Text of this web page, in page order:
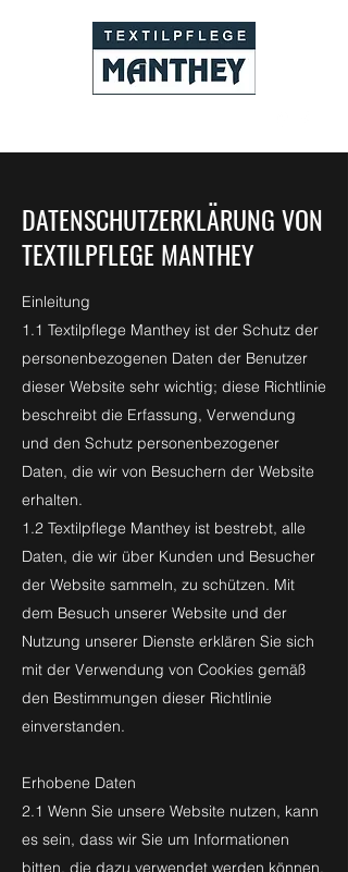
DATENSCHUTZERKLÄRUNG VON
TEXTILPFLEGE MANTHEY
Einleitung
1.1 Textilpflege Manthey ist der Schutz der
personenbezogenen Daten der Benutzer
dieser Website sehr wichtig; diese Richtlinie
beschreibt die Erfassung, Verwendung
und den Schutz personenbezogener
Daten, die wir von Besuchern der Website
erhalten.
1.2 Textilpflege Manthey ist bestrebt, alle
Daten, die wir über Kunden und Besucher
der Website sammeln, zu schützen. Mit
dem Besuch unserer Website und der
Nutzung unserer Dienste erklären Sie sich
mit der Verwendung von Cookies gemäß
den Bestimmungen dieser Richtlinie
einverstanden.
Erhobene Daten
2.1 Wenn Sie unsere Website nutzen, kann
es sein, dass wir Sie um Informationen
bitten, die dazu verwendet werden können,